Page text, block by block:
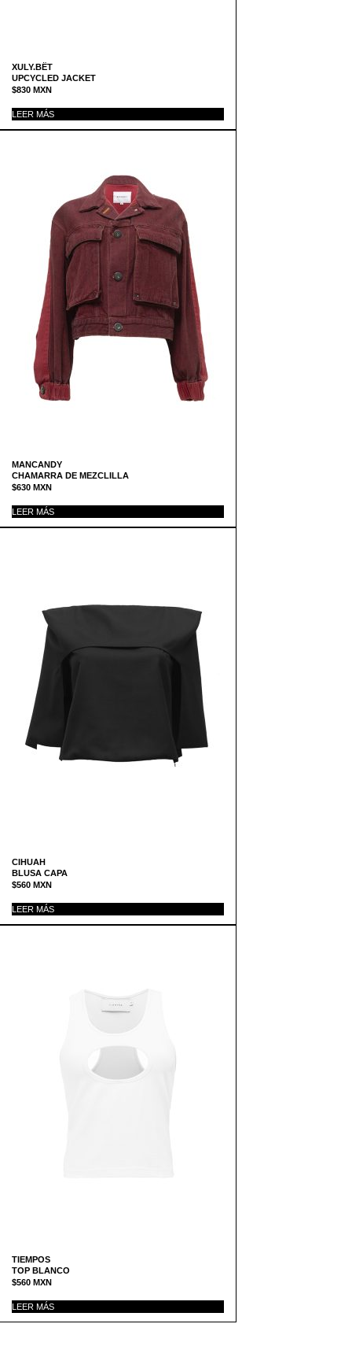
XULY.BËT
UPCYCLED JACKET
$830 MXN
LEER MÁS
MANCANDY
CHAMARRA DE MEZCLILLA
$630 MXN
LEER MÁS
CIHUAH
BLUSA CAPA
$560 MXN
LEER MÁS
TIEMPOS
TOP BLANCO
$560 MXN
LEER MÁS